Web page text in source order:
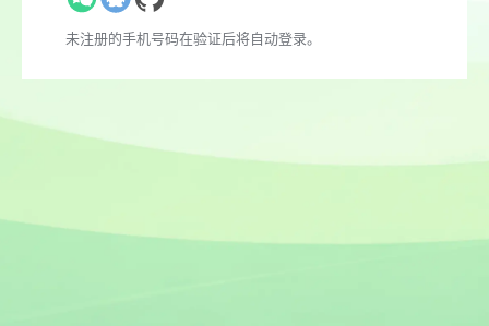
未注册的手机号码在验证后将自动登录。